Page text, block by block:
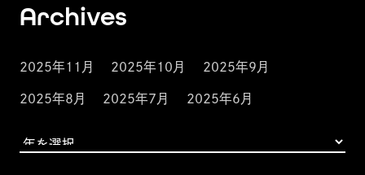
Archives
2025年11月 2025年10月 2025年9月
2025年8月 2025年7月 2025年6月